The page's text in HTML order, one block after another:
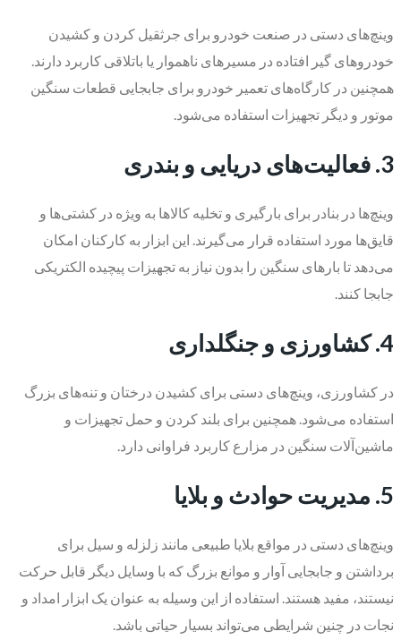
وینچ‌های دستی در صنعت خودرو برای جرثقیل کردن و کشیدن
خودروهای گیر افتاده در مسیرهای ناهموار یا باتلاقی کاربرد دارند.
همچنین در کارگاه‌های تعمیر خودرو برای جابجایی قطعات سنگین
موتور و دیگر تجهیزات استفاده می‌شود.
3. فعالیت‌های دریایی و بندری
وینچ‌ها در بنادر برای بارگیری و تخلیه کالاها به ویژه در کشتی‌ها و
قایق‌ها مورد استفاده قرار می‌گیرند. این ابزار به کارکنان امکان
می‌دهد تا بارهای سنگین را بدون نیاز به تجهیزات پیچیده الکتریکی
جابجا کنند.
4. کشاورزی و جنگلداری
در کشاورزی، وینچ‌های دستی برای کشیدن درختان و تنه‌های بزرگ
استفاده می‌شود. همچنین برای بلند کردن و حمل تجهیزات و
ماشین‌آلات سنگین در مزارع کاربرد فراوانی دارد.
5. مدیریت حوادث و بلایا
وینچ‌های دستی در مواقع بلایا طبیعی مانند زلزله و سیل برای
برداشتن و جابجایی آوار و موانع بزرگ که با وسایل دیگر قابل حرکت
نیستند، مفید هستند. استفاده از این وسیله به عنوان یک ابزار امداد و
نجات در چنین شرایطی می‌تواند بسیار حیاتی باشد.